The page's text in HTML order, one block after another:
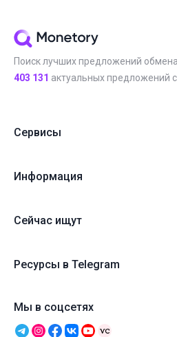
Поиск лучших предложений
403 131 актуальных предложений
Сервисы
Информация
Сейчас ищут
Ресурсы в Telegram
Мы в соцсетях